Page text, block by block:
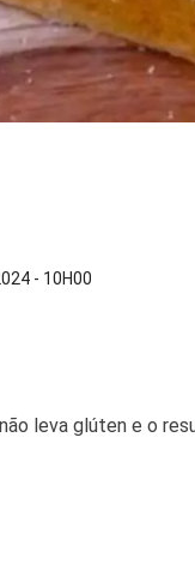
- 10H00
leva glúten e o